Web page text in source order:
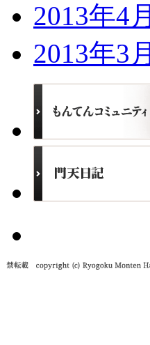
2013年4月
2013年3月